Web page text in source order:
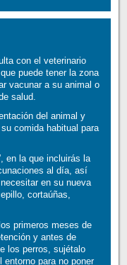
con el veterinario
puede tener la zona
vacunar a su animal o
salud.
del animal y
comida habitual para
en la que incluirás la
al día, así
en su nueva
cortaúñas,
primeros meses de
y antes de
los perros, sujétalo
para no poner